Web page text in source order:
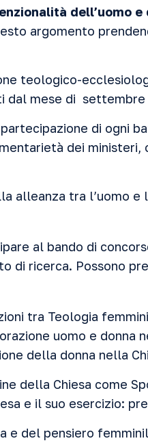
dell’uomo e
argomento
teologico-
dal mese di settembre
di ogni
dei
alleanza tra l’uomo e
al bando di
di ricerca. Possono
tra Teologia
uomo e donna
della donna nella
della Chiesa come
e il suo esercizio:
e del pensiero